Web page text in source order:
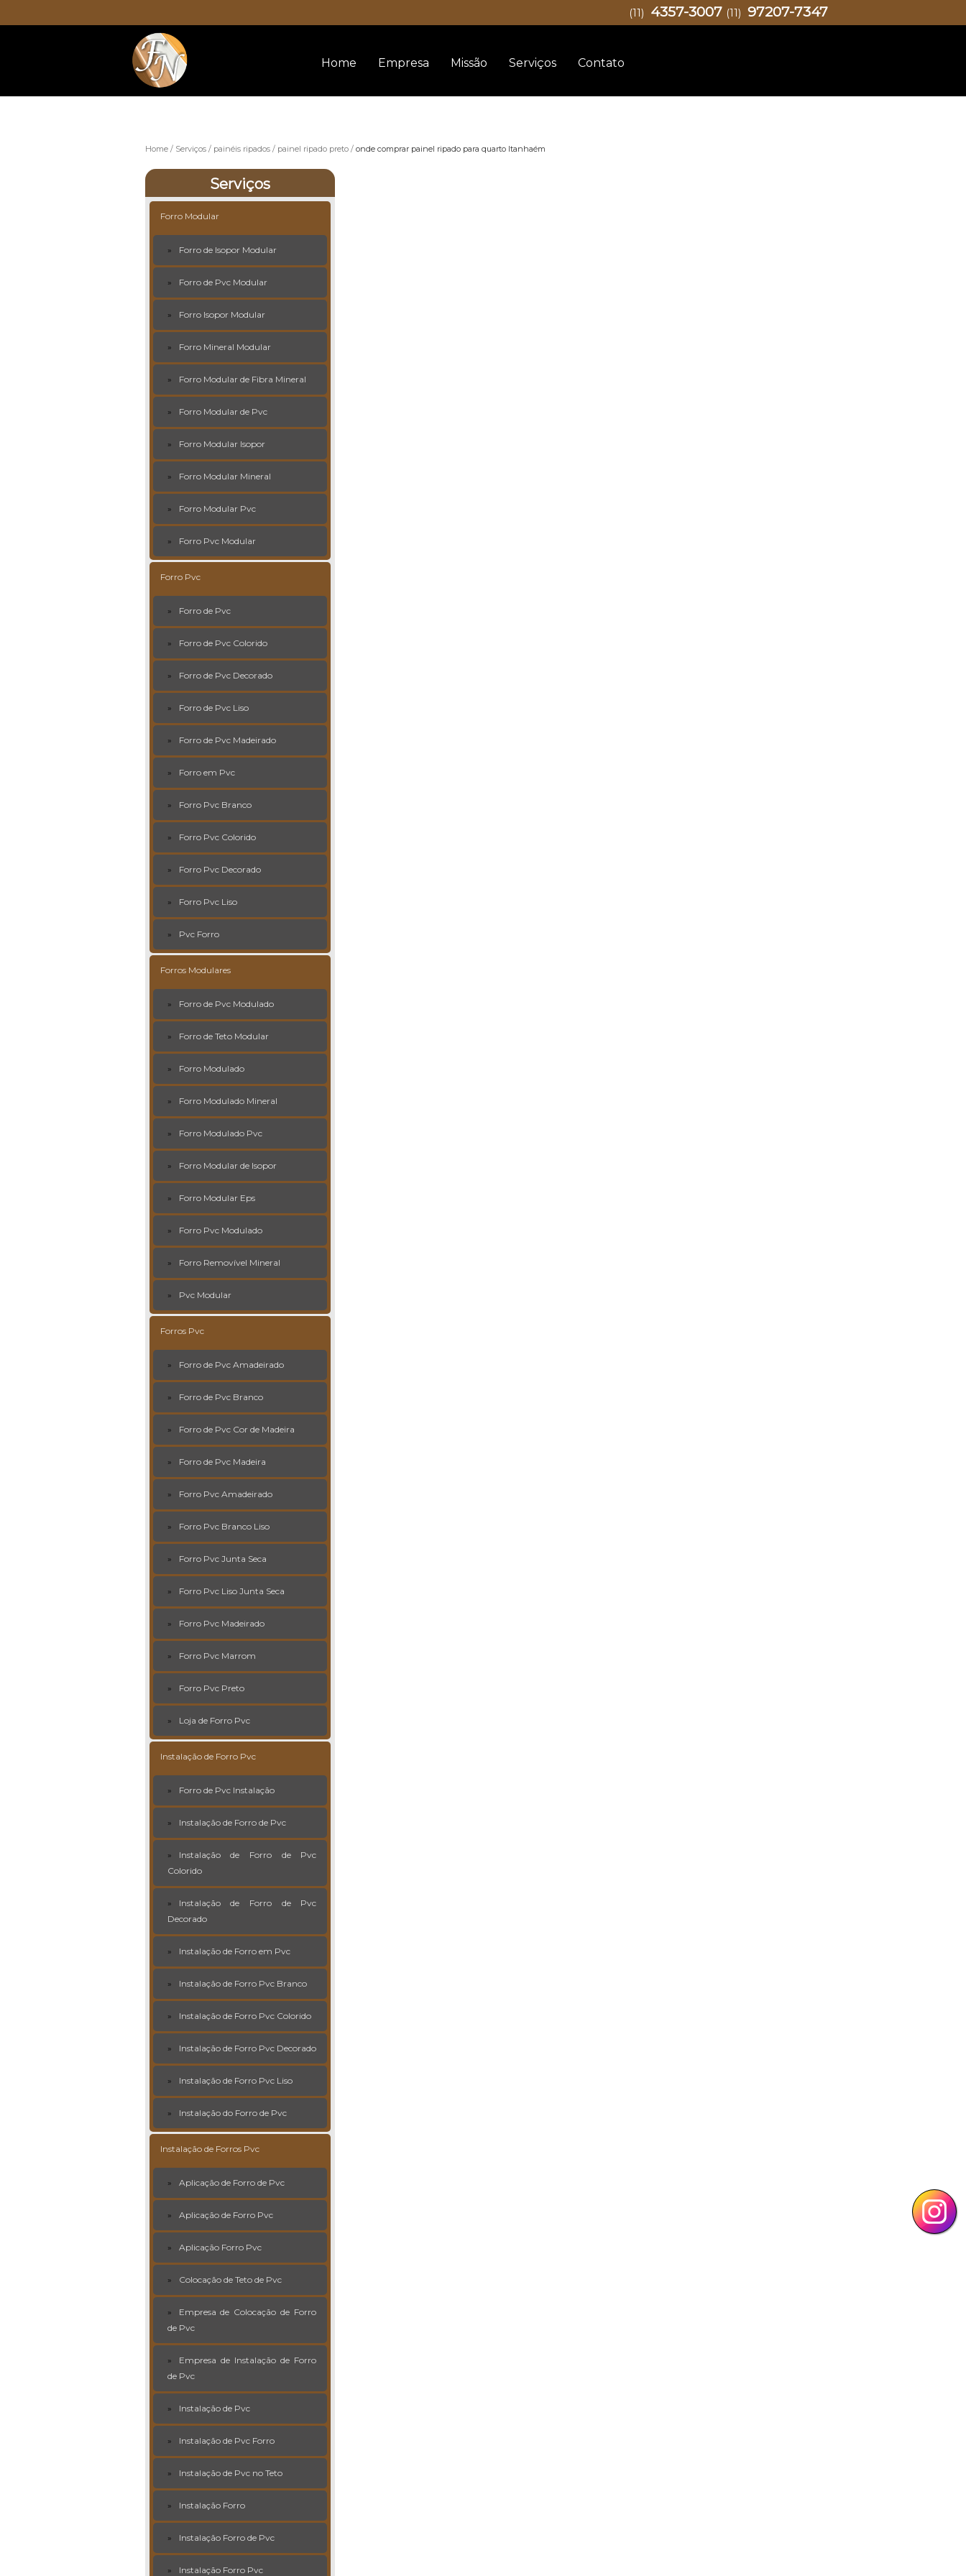
Home Empresa Missão Serviços Contato
(11) 4357-3007 (11) 97207-7347
Home Serviços painéis ripados painel ripado preto onde comprar painel ripado para quarto Itanhaém
Serviços
Forro Modular
Forro de Isopor Modular
Forro de Pvc Modular
Forro Isopor Modular
Forro Mineral Modular
Forro Modular de Fibra Mineral
Forro Modular de Pvc
Forro Modular Isopor
Forro Modular Mineral
Forro Modular Pvc
Forro Pvc Modular
Forro Pvc
Forro de Pvc
Forro de Pvc Colorido
Forro de Pvc Decorado
Forro de Pvc Liso
Forro de Pvc Madeirado
Forro em Pvc
Forro Pvc Branco
Forro Pvc Colorido
Forro Pvc Decorado
Forro Pvc Liso
Pvc Forro
Forros Modulares
Forro de Pvc Modulado
Forro de Teto Modular
Forro Modulado
Forro Modulado Mineral
Forro Modulado Pvc
Forro Modular de Isopor
Forro Modular Eps
Forro Pvc Modulado
Forro Removível Mineral
Pvc Modular
Forros Pvc
Forro de Pvc Amadeirado
Forro de Pvc Branco
Forro de Pvc Cor de Madeira
Forro de Pvc Madeira
Forro Pvc Amadeirado
Forro Pvc Branco Liso
Forro Pvc Junta Seca
Forro Pvc Liso Junta Seca
Forro Pvc Madeirado
Forro Pvc Marrom
Forro Pvc Preto
Loja de Forro Pvc
Instalação de Forro Pvc
Forro de Pvc Instalação
Instalação de Forro de Pvc
Instalação de Forro de Pvc
Colorido
Instalação de Forro de Pvc
Decorado
Instalação de Forro em Pvc
Instalação de Forro Pvc Branco
Instalação de Forro Pvc Colorido
Instalação de Forro Pvc Decorado
Instalação de Forro Pvc Liso
Instalação do Forro de Pvc
Instalação de Forros Pvc
Aplicação de Forro de Pvc
Aplicação de Forro Pvc
Aplicação Forro Pvc
Colocação de Teto de Pvc
Empresa de Colocação de Forro
de Pvc
Empresa de Instalação de Forro
de Pvc
Instalação de Pvc
Instalação de Pvc Forro
Instalação de Pvc no Teto
Instalação Forro
Instalação Forro de Pvc
Instalação Forro Pvc